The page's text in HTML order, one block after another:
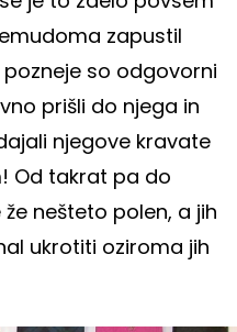
zapustil
so odgovorni
prišli do njega in
njegove kravate
Od takrat pa do
nešteto polen, a jih
ukrotiti oziroma jih